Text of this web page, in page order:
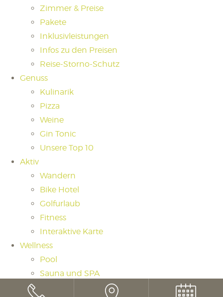
Zimmer & Preise
Pakete
Inklusivleistungen
Infos zu den Preisen
Reise-Storno-Schutz
Genuss
Kulinarik
Pizza
Weine
Gin Tonic
Unsere Top 10
Aktiv
Wandern
Bike Hotel
Golfurlaub
Fitness
Interaktive Karte
Wellness
Pool
Sauna und SPA